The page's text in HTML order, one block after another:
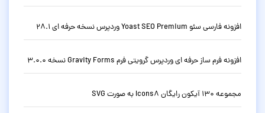
افزونه فارسی سئو Yoast SEO Premium وردپرس نسخه حرفه ای 28.1
افزونه فرم ساز حرفه ای وردپرس گرویتی فرم Gravity Forms نسخه 3.0.0
مجموعه 130 آیکون رایگان Icons8 به صورت SVG